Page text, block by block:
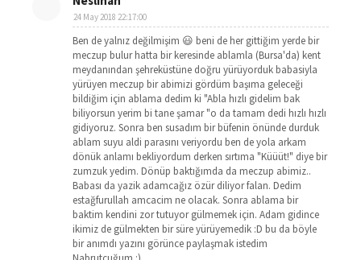
24 May 2018 22:17:00
Ben de yalnız değilmişim 😃 beni de her gittiğim yerde bir
meczup bulur hatta bir keresinde ablamla (Bursa'da) kent
meydanından şehreküstüne doğru yürüyorduk babasiyla
yürüyen meczup bir abimizi gördüm başıma geleceği
bildiğim için ablama dedim ki "Abla hızlı gidelim bak
biliyorsun yerim bi tane şamar "o da tamam dedi hızlı hızlı
gidiyoruz. Sonra ben susadım bir büfenin önünde durduk
ablam suyu aldi parasını veriyordu ben de yola arkam
dönük anlamı bekliyordum derken sırtıma "Küüüt!" diye bir
zumzuk yedim. Dönüp baktığımda da meczup abimiz..
Babası da yazik adamcağız özür diliyor falan. Dedim
estağfurullah amcacim ne olacak. Sonra ablama bir
baktim kendini zor tutuyor gülmemek için. Adam gidince
ikimiz de gülmekten bir süre yürüyemedik :D bu da böyle
bir anımdı yazını görünce paylaşmak istedim